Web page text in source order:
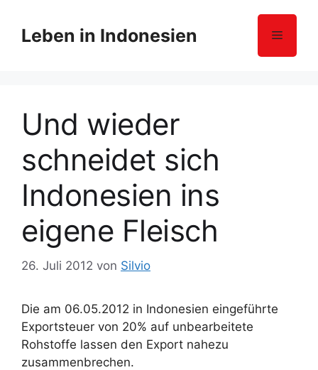
Leben in Indonesien Menü
Und wieder
schneidet sich
Indonesien ins
eigene Fleisch
26. Juli 2012 von Silvio
Die am 06.05.2012 in Indonesien eingeführte
Exportsteuer von 20% auf unbearbeitete
Rohstoffe lassen den Export nahezu
zusammenbrechen.